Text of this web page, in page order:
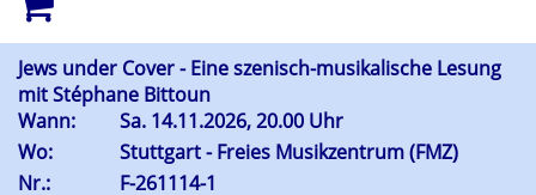
Jews under Cover - Eine szenisch-musikalische Lesung
mit Stéphane Bittoun
Wann:
Sa. 14.11.2026, 20.00 Uhr
Wo:
Stuttgart - Freies Musikzentrum (FMZ)
Nr.:
F-261114-1